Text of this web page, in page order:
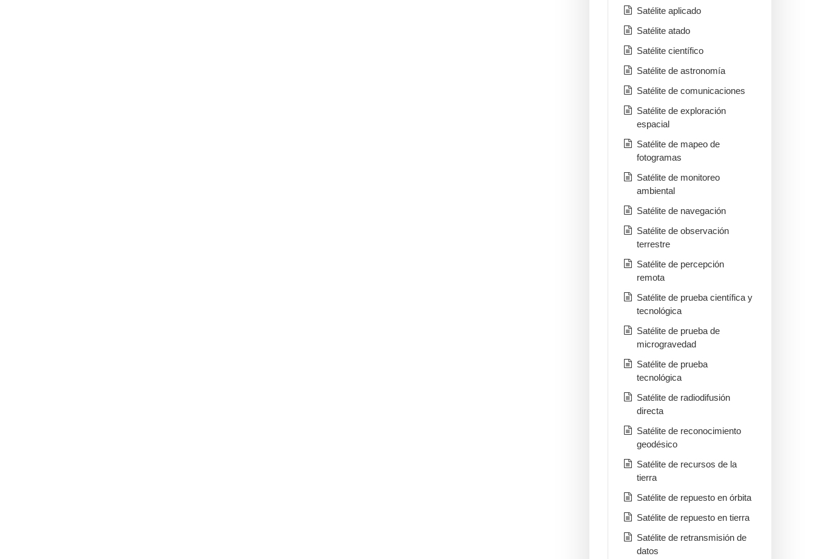
Satélite aplicado
Satélite atado
Satélite científico
Satélite de astronomía
Satélite de comunicaciones
Satélite de exploración
espacial
Satélite de mapeo de
fotogramas
Satélite de monitoreo
ambiental
Satélite de navegación
Satélite de observación
terrestre
Satélite de percepción
remota
Satélite de prueba científica y
tecnológica
Satélite de prueba de
microgravedad
Satélite de prueba
tecnológica
Satélite de radiodifusión
directa
Satélite de reconocimiento
geodésico
Satélite de recursos de la
tierra
Satélite de repuesto en órbita
Satélite de repuesto en tierra
Satélite de retransmisión de
datos